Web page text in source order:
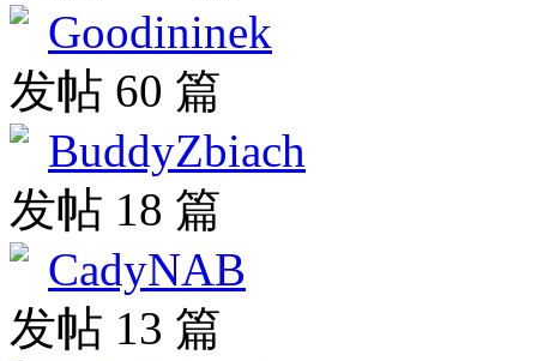
Goodininek
发帖 60 篇
BuddyZbiach
发帖 18 篇
CadyNAB
发帖 13 篇